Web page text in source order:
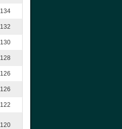
134
132
130
128
126
126
122
120